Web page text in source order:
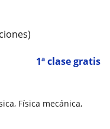
1ª clase gratis
Física mecánica,